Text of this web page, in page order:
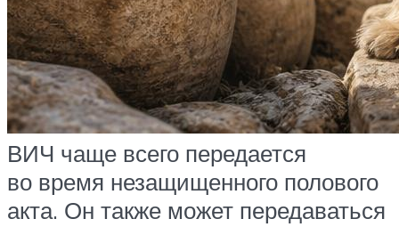
ВИЧ чаще всего передается
во время незащищенного полового
акта. Он также может передаваться